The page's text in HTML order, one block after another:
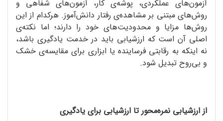
آزمون‌های عملکردی، پوشه‌ی کار، آزمون‌های شفاهی و
روش‌های مبتنی بر مشاهده‌ی رفتار دانش‌آموز. هرکدام از این
روش‌ها مزایا و محدودیت‌های خود را دارند؛ اما نکته‌ی
اصلی آن است که ارزشیابی باید در خدمت یادگیری باشد،
نه اینکه به رقابتی فرساینده یا ابزاری برای مقایسه‌ی خشک
و بی‌روح تبدیل شود.
از ارزشیابی نمره‌محور تا ارزشیابی برای یادگیری